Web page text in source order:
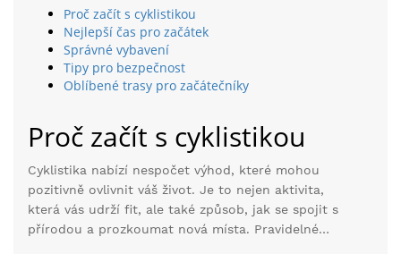
připravit na delší a náročnější trasy.
Proč začít s cyklistikou
Nejlepší čas pro začátek
Správné vybavení
Tipy pro bezpečnost
Oblíbené trasy pro začátečníky
Proč začít s cyklistikou
Cyklistika nabízí nespočet výhod, které mohou
pozitivně ovlivnit váš život. Je to nejen aktivita,
která vás udrží fit, ale také způsob, jak se spojit s
přírodou a prozkoumat nová místa. Pravidelné